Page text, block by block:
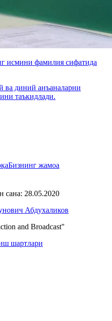
исмини фамилия сифатида
ва диний анъаналарни
таъкидлади.
Бизнинг жамоа
сана: 28.05.2020
Абдухаликов
and Broadcast"
шартлари